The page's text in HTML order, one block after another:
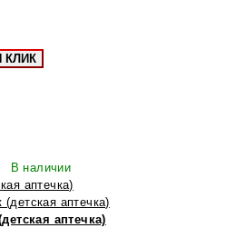
КЛИК
В наличии
аптечка)